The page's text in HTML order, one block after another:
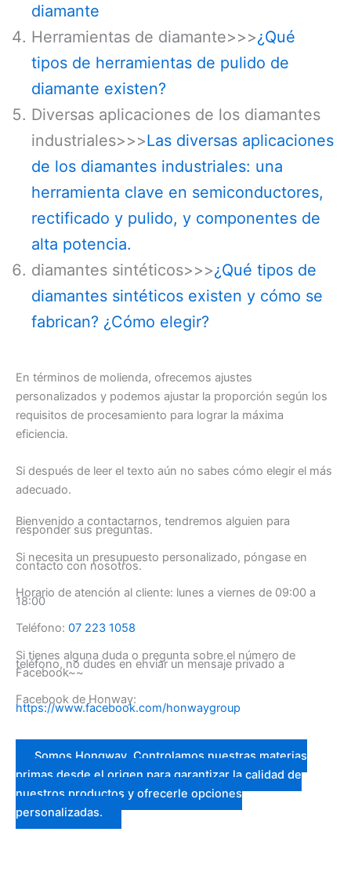
diamante
Herramientas de diamante>>>¿Qué
tipos de herramientas de pulido de
diamante existen?
Diversas aplicaciones de los diamantes
industriales>>>Las diversas aplicaciones
de los diamantes industriales: una
herramienta clave en semiconductores,
rectificado y pulido, y componentes de
alta potencia.
diamantes sintéticos>>>¿Qué tipos de
diamantes sintéticos existen y cómo se
fabrican? ¿Cómo elegir?
En términos de molienda, ofrecemos ajustes
personalizados y podemos ajustar la proporción según los
requisitos de procesamiento para lograr la máxima
eficiencia.
Si después de leer el texto aún no sabes cómo elegir el más
adecuado.
Bienvenido a contactarnos, tendremos alguien para
responder sus preguntas.
Si necesita un presupuesto personalizado, póngase en
contacto con nosotros.
Horario de atención al cliente: lunes a viernes de 09:00 a
18:00
Teléfono: 07 223 1058
Si tienes alguna duda o pregunta sobre el número de
teléfono, no dudes en enviar un mensaje privado a
Facebook~~
Facebook de Honway:
https://www.facebook.com/honwaygroup
Somos Hongway. Controlamos nuestras materias
primas desde el origen para garantizar la calidad de
nuestros productos y ofrecerle opciones
personalizadas.